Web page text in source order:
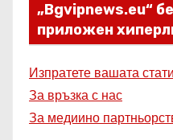
„Bgvipnews.eu“
приложен
Изпратете вашата
За връзка с нас
За медиино